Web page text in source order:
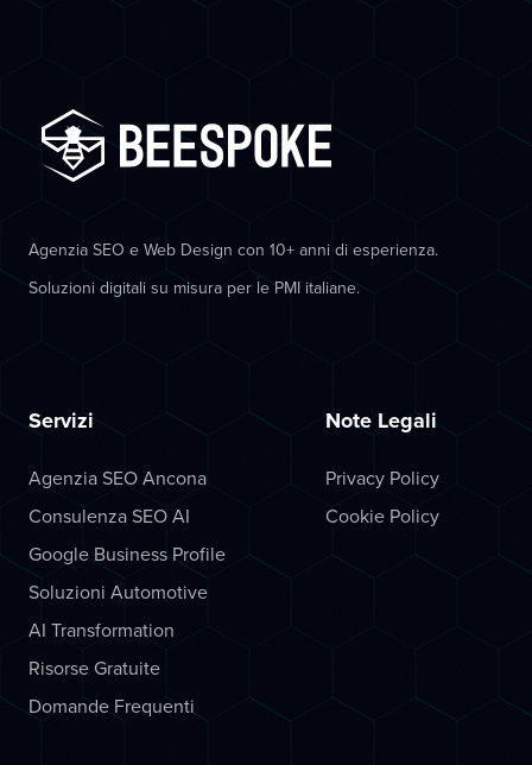
Agenzia SEO e Web Design con 10+ anni di esperienza.
Soluzioni digitali su misura per le PMI italiane.
Servizi
Agenzia SEO Ancona
Consulenza SEO AI
Google Business Profile
Soluzioni Automotive
AI Transformation
Risorse Gratuite
Domande Frequenti
Note Legali
Privacy Policy
Cookie Policy